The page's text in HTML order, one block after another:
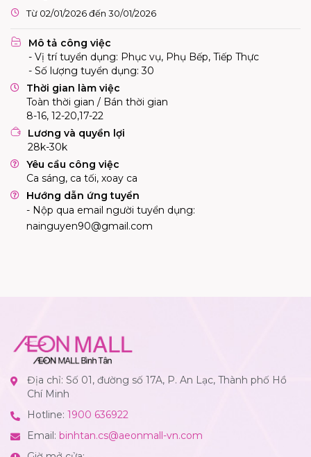
Từ 02/01/2026 đến 30/01/2026
Mô tả công việc
- Vị trí tuyển dụng: Phục vụ, Phụ Bếp, Tiếp Thực
- Số lượng tuyển dụng: 30
Thời gian làm việc
Toàn thời gian / Bán thời gian
8-16, 12-20,17-22
Lương và quyền lợi
28k-30k
Yêu cầu công việc
Ca sáng, ca tối, xoay ca
Hướng dẫn ứng tuyển
- Nộp qua email người tuyển dụng:
nainguyen90@gmail.com
Địa chỉ: Số 01, đường số 17A, P. An Lạc, Thành phố Hồ
Chí Minh
Hotline: 1900 636922
Email: binhtan.cs@aeonmall-vn.com